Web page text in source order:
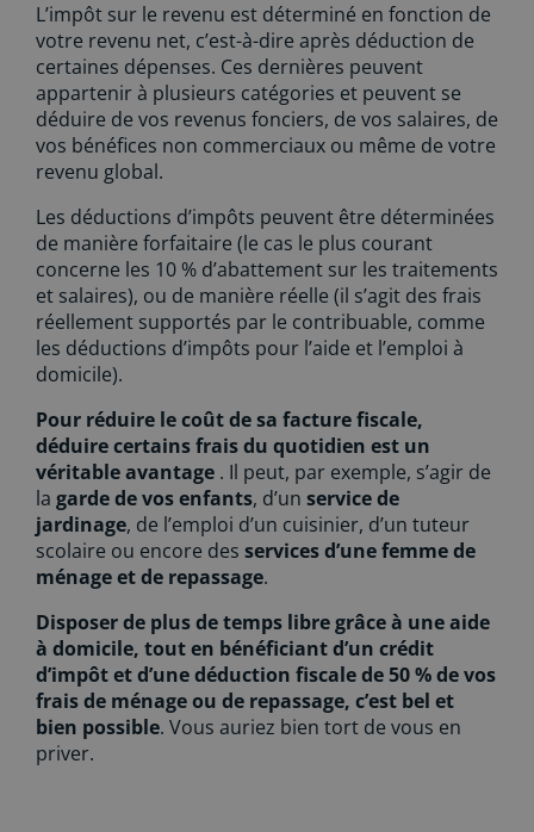
L’impôt sur le revenu est déterminé en fonction de
votre revenu net, c’est-à-dire après déduction de
certaines dépenses. Ces dernières peuvent
appartenir à plusieurs catégories et peuvent se
déduire de vos revenus fonciers, de vos salaires, de
vos bénéfices non commerciaux ou même de votre
revenu global.
Les déductions d’impôts peuvent être déterminées
de manière forfaitaire (le cas le plus courant
concerne les 10 % d’abattement sur les traitements
et salaires), ou de manière réelle (il s’agit des frais
réellement supportés par le contribuable, comme
les déductions d’impôts pour l’aide et l’emploi à
domicile).
Pour réduire le coût de sa facture fiscale,
déduire certains frais du quotidien est un
véritable avantage . Il peut, par exemple, s’agir de
la garde de vos enfants, d’un service de
jardinage, de l’emploi d’un cuisinier, d’un tuteur
scolaire ou encore des services d’une femme de
ménage et de repassage.
Disposer de plus de temps libre grâce à une aide
à domicile, tout en bénéficiant d’un crédit
d’impôt et d’une déduction fiscale de 50 % de vos
frais de ménage ou de repassage, c’est bel et
bien possible. Vous auriez bien tort de vous en
priver.